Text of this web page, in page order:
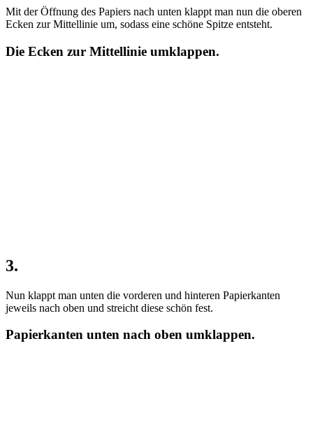
Mit der Öffnung des Papiers nach unten klappt man nun die oberen
Ecken zur Mittellinie um, sodass eine schöne Spitze entsteht.
Die Ecken zur Mittellinie umklappen.
3.
Nun klappt man unten die vorderen und hinteren Papierkanten
jeweils nach oben und streicht diese schön fest.
Papierkanten unten nach oben umklappen.